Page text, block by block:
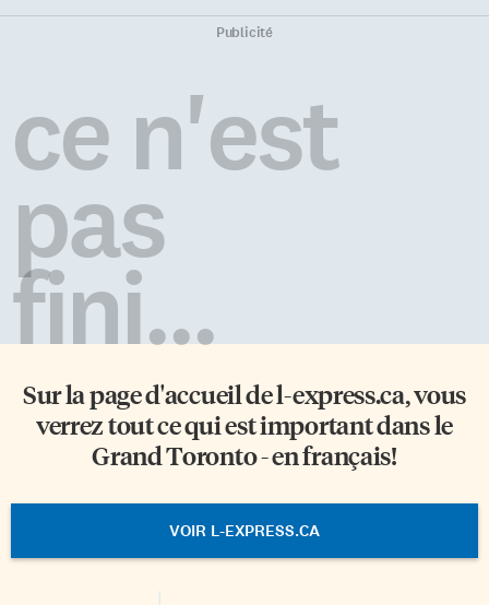
Publicité
ce n'est
pas
fini...
Sur la page d'accueil del-express.ca, vous
verrez tout ce qui est important dans le
Grand Toronto - en français!
VOIR L-EXPRESS.CA